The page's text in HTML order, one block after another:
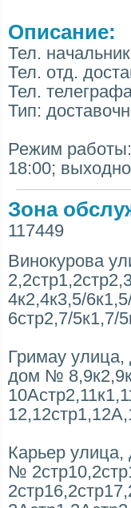
Описание:
Тел.
Тел. отд.
Тел.
Тип:
Режим работы:
18:00;
Зона
117449
Винокурова
4к2,4к3,5/
6стр2,7/5к1,7/
Гримау улица,
дом №
Карьер улица,
№